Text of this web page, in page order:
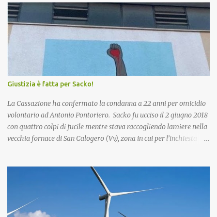
i
Giustizia è fatta per Sacko!
La Cassazione ha confermato la condanna a 22 anni per omicidio
volontario ad Antonio Pontoriero. Sacko fu ucciso il 2 giugno 2018
con quattro colpi di fucile mentre stava raccogliendo lamiere nella
vecchia fornace di San Calogero (Vv), zona in cui per l’inchiesta
dall’Enel di Brindisi, Priolo Gallo (Sr) e Termini Imerese (Pa).
Pontoriero era già stato riconosciuto colpevole dell'omicidio e
condannato a 22 anni di carcere sia in primo grado che in appello.
Nel 2018, pochi giorni dopo l'omicidio di Sacko, presentai